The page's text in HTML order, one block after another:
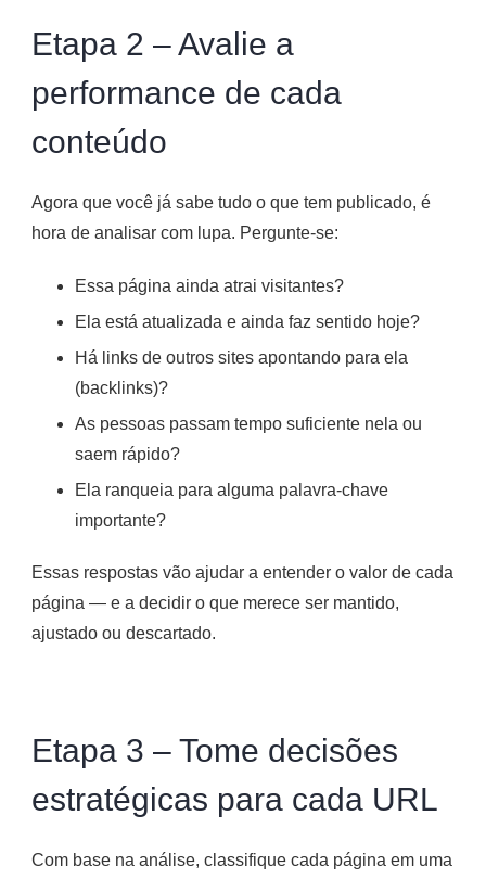
Etapa 2 – Avalie a
performance de cada
conteúdo
Agora que você já sabe tudo o que tem publicado, é
hora de analisar com lupa. Pergunte-se:
Essa página ainda atrai visitantes?
Ela está atualizada e ainda faz sentido hoje?
Há links de outros sites apontando para ela
(backlinks)?
As pessoas passam tempo suficiente nela ou
saem rápido?
Ela ranqueia para alguma palavra-chave
importante?
Essas respostas vão ajudar a entender o valor de cada
página — e a decidir o que merece ser mantido,
ajustado ou descartado.
Etapa 3 – Tome decisões
estratégicas para cada URL
Com base na análise, classifique cada página em uma